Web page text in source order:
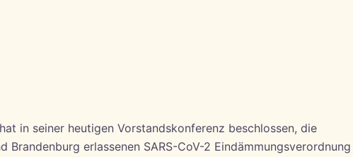
in seiner heutigen Vorstandskonferenz beschlossen, die
erlassenen SARS-CoV-2 Eindämmungsverordnung